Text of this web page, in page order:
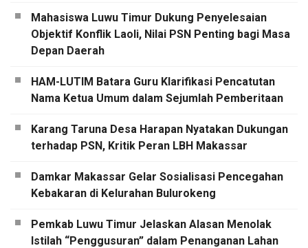
Mahasiswa Luwu Timur Dukung Penyelesaian
Objektif Konflik Laoli, Nilai PSN Penting bagi Masa
Depan Daerah
HAM-LUTIM Batara Guru Klarifikasi Pencatutan
Nama Ketua Umum dalam Sejumlah Pemberitaan
Karang Taruna Desa Harapan Nyatakan Dukungan
terhadap PSN, Kritik Peran LBH Makassar
Damkar Makassar Gelar Sosialisasi Pencegahan
Kebakaran di Kelurahan Bulurokeng
Pemkab Luwu Timur Jelaskan Alasan Menolak
Istilah “Penggusuran” dalam Penanganan Lahan